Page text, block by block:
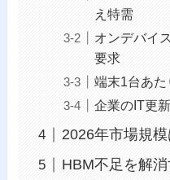
え特需
オンデバイ
要求
端末1台あ
企業のIT更
2026年市場規
HBM不足を解消